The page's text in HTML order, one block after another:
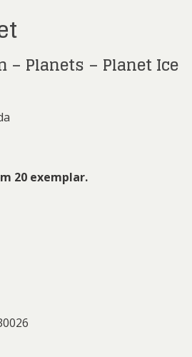
– Planets – Planet Ice
20 exemplar.